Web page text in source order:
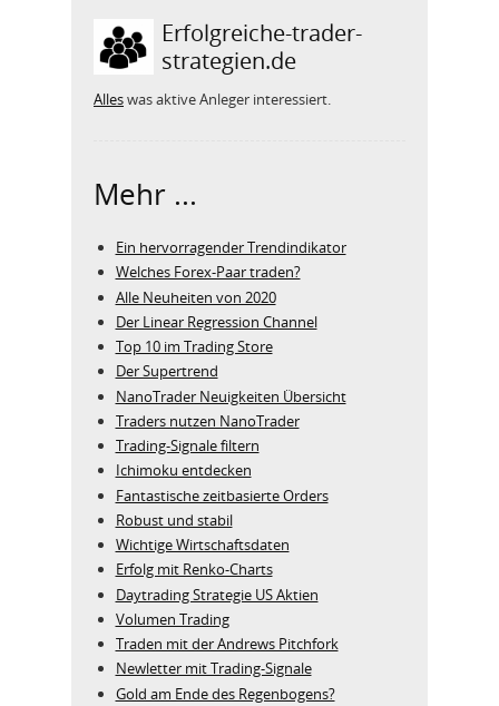
Erfolgreiche-trader-
strategien.de
Alleswas aktive Anleger interessiert.
Mehr ...
Ein hervorragender Trendindikator
Welches Forex-Paar traden?
Alle Neuheiten von 2020
Der Linear Regression Channel
Top 10 im Trading Store
Der Supertrend
NanoTrader Neuigkeiten Übersicht
Traders nutzen NanoTrader
Trading-Signale filtern
Ichimoku entdecken
Fantastische zeitbasierte Orders
Robust und stabil
Wichtige Wirtschaftsdaten
Erfolg mit Renko-Charts
Daytrading Strategie US Aktien
Volumen Trading
Traden mit der Andrews Pitchfork
Newletter mit Trading-Signale
Gold am Ende des Regenbogens?